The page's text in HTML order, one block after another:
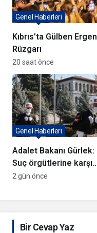
Kıbrıs’ta Gülben Ergen
Rüzgarı
Genel Haberleri
20 saat önce
Adalet Bakanı Gürlek:
Suç örgütlerine karşı
kararlıyız
Genel Haberleri
2 gün önce
Bir Cevap Yaz